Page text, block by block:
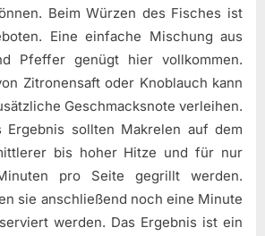
Beim Würzen des Fisches ist
Eine einfache Mischung aus
Pfeffer genügt hier vollkommen.
Zitronensaft oder Knoblauch kann
Geschmacksnote verleihen.
Ergebnis sollten Makrelen auf dem
bis hoher Hitze und für nur
pro Seite gegrillt werden.
sie anschließend noch eine Minute
werden. Das Ergebnis ist ein